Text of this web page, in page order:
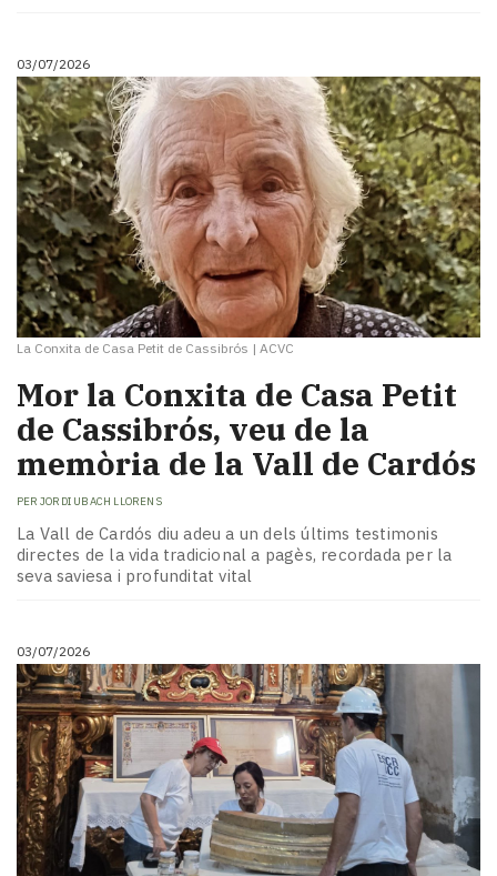
03/07/2026
La Conxita de Casa Petit de Cassibrós | ACVC
​Mor la Conxita de Casa Petit
de Cassibrós, veu de la
memòria de la Vall de Cardós
PER JORDI UBACH LLORENS
La Vall de Cardós diu adeu a un dels últims testimonis
directes de la vida tradicional a pagès, recordada per la
seva saviesa i profunditat vital
03/07/2026